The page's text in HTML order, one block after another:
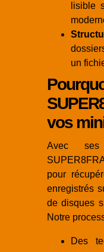
lisible
un
vos
Avec ses
pour
enregistrés
de disques
Notre
Des